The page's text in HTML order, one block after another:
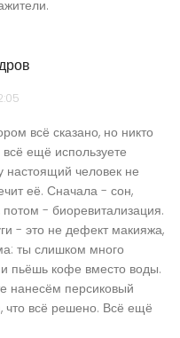
всё сказано, но никто
всё ещё используете
настоящий человек не
её. Сначала - сон,
- биоревитализация.
- это не дефект макияжа,
ты слишком много
пьёшь кофе вместо воды.
нанесём персиковый
что всё решено. Всё ещё